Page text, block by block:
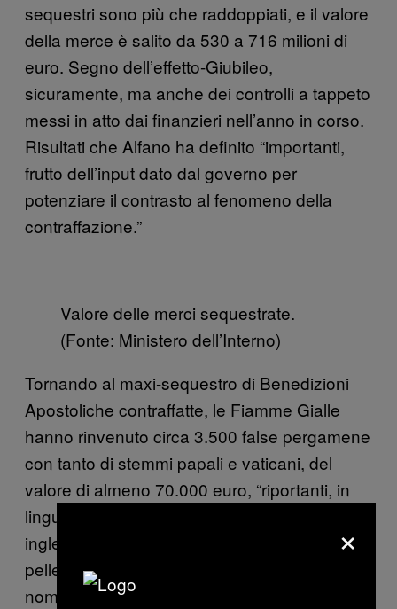
sequestri sono più che raddoppiati, e il valore
della merce è salito da 530 a 716 milioni di
euro. Segno dell’effetto-Giubileo,
sicuramente, ma anche dei controlli a tappeto
messi in atto dai finanzieri nell’anno in corso.
Risultati che Alfano ha definito “importanti,
frutto dell’input dato dal governo per
potenziare il contrasto al fenomeno della
contraffazione.”
Valore delle merci sequestrate.
(Fonte: Ministero dell’Interno)
Tornando al maxi-sequestro di Benedizioni
Apostoliche contraffatte, le Fiamme Gialle
hanno rinvenuto circa 3.500 false pergamene
con tanto di stemmi papali e vaticani, del
valore di almeno 70.000 euro, “riportanti, in
lingua italiana, spagnola, portoghese ed
inglese, la dicitura ‘benedizione del
pellegrino’ e personalizzabili con qualsiasi
nominativo fornito dall’acquirente,” si legge
×